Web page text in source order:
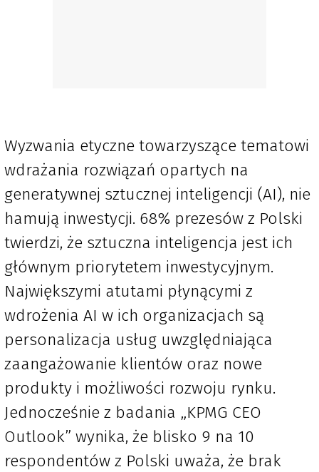
Wyzwania etyczne towarzyszące tematowi
wdrażania rozwiązań opartych na
generatywnej sztucznej inteligencji (AI), nie
hamują inwestycji. 68% prezesów z Polski
twierdzi, że sztuczna inteligencja jest ich
głównym priorytetem inwestycyjnym.
Największymi atutami płynącymi z
wdrożenia AI w ich organizacjach są
personalizacja usług uwzględniająca
zaangażowanie klientów oraz nowe
produkty i możliwości rozwoju rynku.
Jednocześnie z badania „KPMG CEO
Outlook” wynika, że blisko 9 na 10
respondentów z Polski uważa, że brak